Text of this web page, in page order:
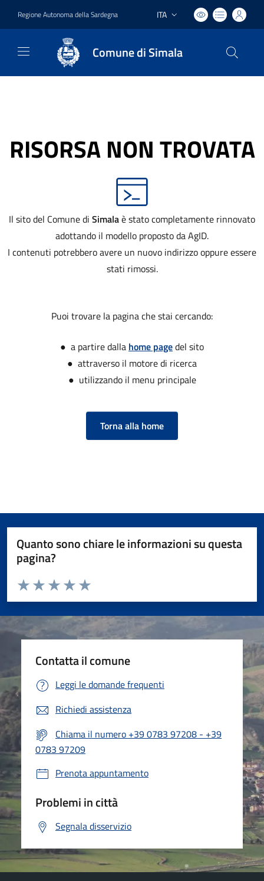
Regione Autonoma della Sardegna Lingua attiva:
ITA
Comune di Simala
RISORSA NON TROVATA
Il sito del Comune di Simalaè stato completamente rinnovato
adottando il modello proposto da AgID.
I contenuti potrebbero avere un nuovo indirizzo oppure essere
stati rimossi.
Puoi trovare la pagina che stai cercando:
● a partire dalla home pagedel sito
● attraverso il motore di ricerca
● utilizzando il menu principale
Torna alla home
Quanto sono chiare le informazioni su questa
pagina?
Valuta da 1 a 5 stelle la pagina
Valuta 5 stelle su 5
Valuta 4 stelle su 5
Valuta 3 stelle su 5
Valuta 2 stelle su 5
Valuta 1 stelle su 5
Contatta il comune
Leggi le domande frequenti
Richiedi assistenza
Chiama il numero +39 0783 97208 - +39
0783 97209
Prenota appuntamento
Problemi in città
Segnala disservizio